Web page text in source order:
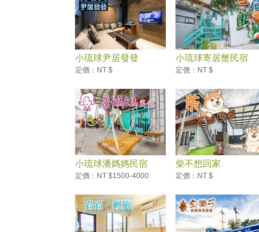
小琉球尹居發發
定價：NT $
小琉球寄居蟹民宿
定價：NT $
小琉球潘媽媽民宿
定價：NT $1500-4000
柴不想回家
定價：NT $